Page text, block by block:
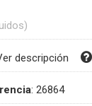
descripción
: 26864